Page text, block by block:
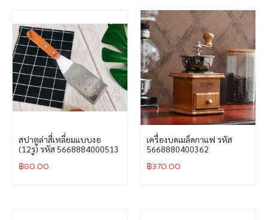
สปาตูล่าสี่เหลี่ยมแบบงอ
(12รู) รหัส 5668884000513
฿80.00
เครื่องบดเมล็ดกาแฟ รหัส
5668880400362
฿370.00